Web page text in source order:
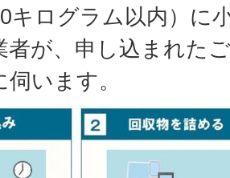
キログラム以内）に
者が、申し込まれた
伺います。